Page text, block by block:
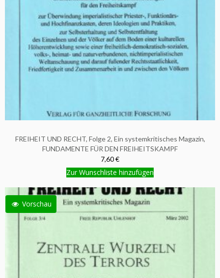
FREIHEIT UND RECHT, Folge 2, Ein systemkritisches Magazin,
FUNDAMENTE FÜR DEN FREIHEITSKAMPF
7,60 €
Zur Wunschliste hinzufügen
Vorschau